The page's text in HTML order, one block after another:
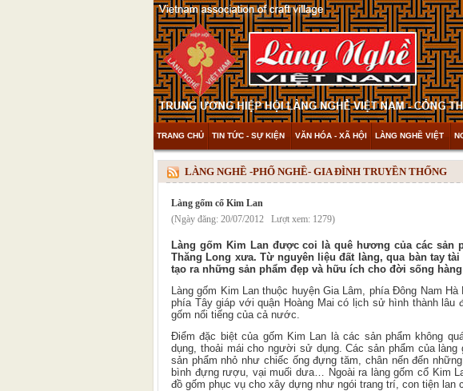
TRANG CHỦ TIN TỨC - SỰ KIỆN VĂN HÓA - XÃ HỘI LÀNG NGHỀ VIỆT
THAM KHẢO & KHÁM PHÁ VIDEO
LÀNG NGHỀ -PHỐ NGHỀ- GIA ĐÌNH TRUYỀN THỐNG
Làng gốm cổ Kim Lan
(Ngày đăng: 20/07/2012 Lượt xem: 1279)
Làng gốm Kim Lan được coi là quê hương của các sản
Thăng Long xưa. Từ nguyên liệu đất làng, qua bàn tay
tạo ra những sản phẩm đẹp và hữu ích cho đời sống hàng
Làng gốm Kim Lan thuộc huyện Gia Lâm, phía Đông Nam
phía Tây giáp với quận Hoàng Mai có lịch sử hình thành lâu
gốm nổi tiếng của cả nước.
Điểm đặc biệt của gốm Kim Lan là các sản phẩm không
dụng, thoải mái cho người sử dụng. Các sản phẩm của
sản phẩm nhỏ như chiếc ống đựng tăm, chân nến đến
bình đựng rượu, vại muối dưa… Ngoài ra làng gốm cổ Kim
đồ gốm phục vụ cho xây dựng như ngói trang trí, con tiện lan